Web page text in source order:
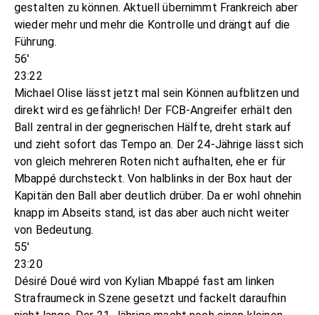
gestalten zu können. Aktuell übernimmt Frankreich aber
wieder mehr und mehr die Kontrolle und drängt auf die
Führung.
56'
23:22
Michael Olise lässt jetzt mal sein Können aufblitzen und
direkt wird es gefährlich! Der FCB-Angreifer erhält den
Ball zentral in der gegnerischen Hälfte, dreht stark auf
und zieht sofort das Tempo an. Der 24-Jährige lässt sich
von gleich mehreren Roten nicht aufhalten, ehe er für
Mbappé durchsteckt. Von halblinks in der Box haut der
Kapitän den Ball aber deutlich drüber. Da er wohl ohnehin
knapp im Abseits stand, ist das aber auch nicht weiter
von Bedeutung.
55'
23:20
Désiré Doué wird von Kylian Mbappé fast am linken
Strafraumeck in Szene gesetzt und fackelt daraufhin